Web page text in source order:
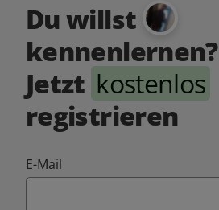
Du willst
kennenlernen?
Jetzt kostenlos
registrieren
E-Mail